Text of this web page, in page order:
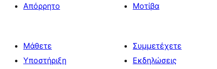
Απόρρητο
Μοτίβα
Μάθετε
Υποστήριξη
Συμμετέχετε
Εκδηλώσεις